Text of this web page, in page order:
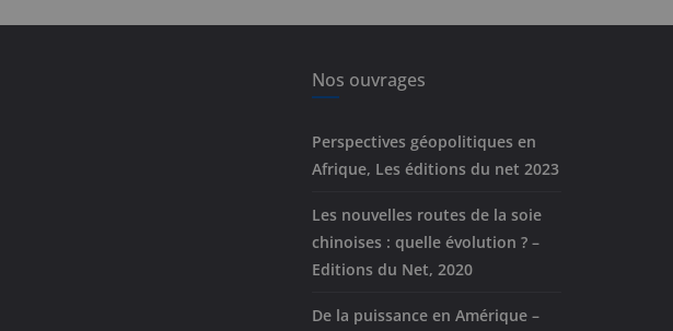
Nos ouvrages
Perspectives géopolitiques en
Afrique, Les éditions du net 2023
Les nouvelles routes de la soie
chinoises : quelle évolution ? –
Editions du Net, 2020
De la puissance en Amérique –